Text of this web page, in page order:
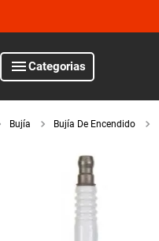
Categorias
iluminación
Bujía Bujía De Encendido
TÉRMINOS MÁS BUSCADOS
kits
honda civic
kit distribución